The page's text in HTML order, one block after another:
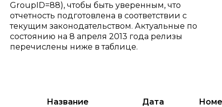
GroupID=88), чтобы быть уверенным, что
отчетность подготовлена в соответствии с
текущим законодательством. Актуальные по
состоянию на 8 апреля 2013 года релизы
перечислены ниже в таблице.
Название
Дата